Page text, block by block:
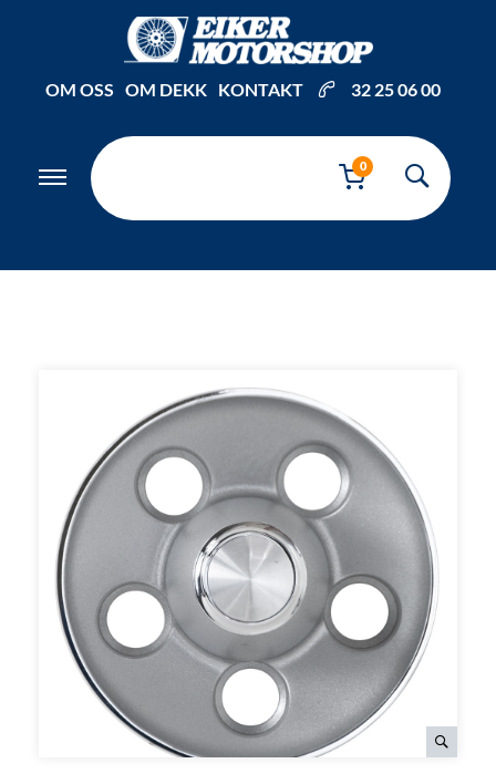
OM OSS OM DEKK KONTAKT 32 25 06 00
0